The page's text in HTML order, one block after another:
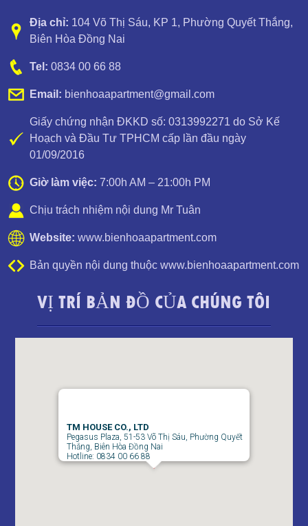
Cần cho thuê căn hộ cao cấp Topaz Twins
Địa chỉ: 104 Võ Thị Sáu, KP 1, Phường Quyết Thắng,
Biên Hòa Đồng Nai
Tel: 0834 00 66 88
Email: bienhoaapartment@gmail.com
Giấy chứng nhận ĐKKD số: 0313992271 do Sở Kế
Hoạch và Đầu Tư TPHCM cấp lần đầu ngày
01/09/2016
Giờ làm việc: 7:00h AM – 21:00h PM
Chịu trách nhiệm nội dung Mr Tuân
Website: www.bienhoaapartment.com
Bản quyền nội dung thuộc www.bienhoaapartment.com
VỊ TRÍ BẢN ĐỒ CỦA CHÚNG TÔI
TM HOUSE CO., LTD
Pegasus Plaza, 51-53 Võ Thị Sáu, Phường Quyết
Thắng, Biên Hòa Đồng Nai
Hotline: 0834 00 66 88